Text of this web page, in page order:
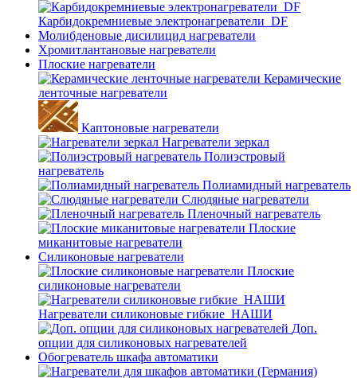
Карбидокремниевые электронагреватели_DF
Молибденовые дисилицид нагреватели
Хромитлантановые нагреватели
Плоские нагреватели
Керамические
ленточные нагреватели
Каптоновые нагреватели
Нагреватели зеркал
Полиэстровый
нагреватель
Полиамидный нагреватель
Слюдяные нагреватели
Пленочный нагреватель
Плоские
миканитовые нагреватели
Силиконовые нагреватели
Плоские
силиконовые нагреватели
Нагреватели силиконовые гибкие_НАШИ
Доп.
опции для силиконовых нагревателей
Обогреватель шкафа автоматики